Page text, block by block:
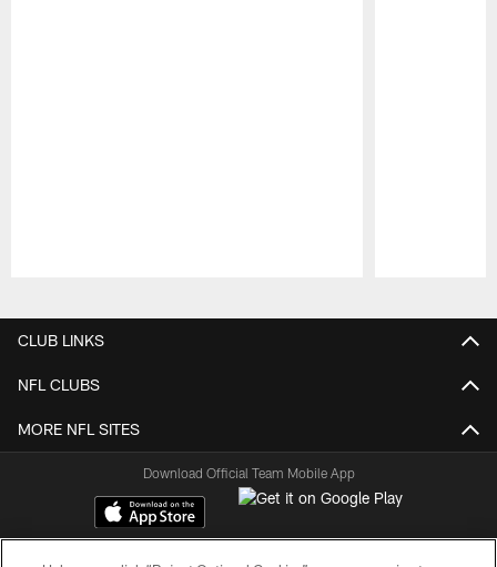
CLUB LINKS
NFL CLUBS
MORE NFL SITES
Download Official Team Mobile App